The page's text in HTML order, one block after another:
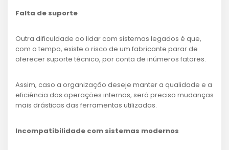
Falta de suporte
Outra dificuldade ao lidar com sistemas legados é que,
com o tempo, existe o risco de um fabricante parar de
oferecer suporte técnico, por conta de inúmeros fatores.
Assim, caso a organização deseje manter a qualidade e a
eficiência das operações internas, será preciso mudanças
mais drásticas das ferramentas utilizadas.
Incompatibilidade com sistemas modernos